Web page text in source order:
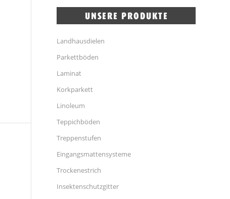
Landhausdielen
Parkettböden
Laminat
Korkparkett
Linoleum
Teppichböden
Treppenstufen
Eingangsmattensysteme
Trockenestrich
Insektenschutzgitter